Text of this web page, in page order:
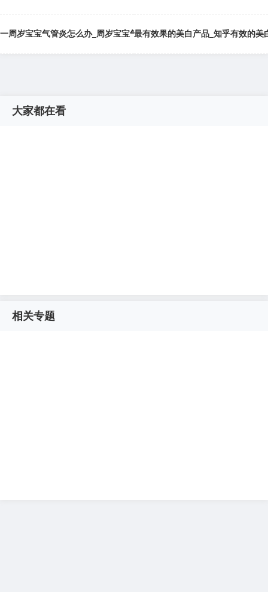
一周岁宝宝气管炎怎么办_周岁宝宝气管炎最有效果的美白产品_知乎有效的美
大家都在看
相关专题